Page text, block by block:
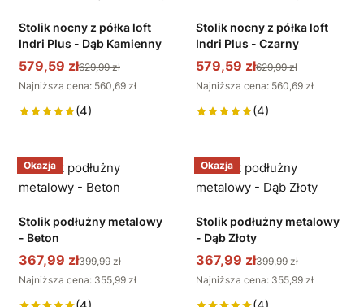
Stolik nocny z półka loft
Indri Plus - Dąb Kamienny
579,59 zł629,99 zł
Najniższa cena: 560,69 zł
(4)
Stolik nocny z półka loft
Indri Plus - Czarny
579,59 zł629,99 zł
Najniższa cena: 560,69 zł
(4)
Okazja
Stolik podłużny metalowy
- Beton
367,99 zł399,99 zł
Najniższa cena: 355,99 zł
Okazja
Stolik podłużny metalowy
- Dąb Złoty
367,99 zł399,99 zł
Najniższa cena: 355,99 zł